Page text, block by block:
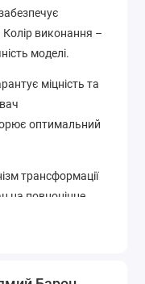
Колір виконання –
моделі.
міцність та
оптимальний
трансформації
на повноцінне
для комфортного